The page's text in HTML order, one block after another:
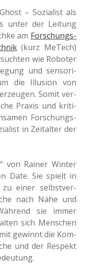
– Sozia­list als
unter der Lei­tung
am For­schungs­
(kurz MeTech)
wie Robo­ter
und sen­so­ri­
die Illu­si­on von
Somit ver­
Praxis und kri­ti­
For­schungs­
in Zeit­al­ter der
von Rainer Winter
Date. Sie spielt in
einer selbst­ver­
nach Nähe und
sie immer
sich Men­schen
gewinnt die Kom­
und der Respekt